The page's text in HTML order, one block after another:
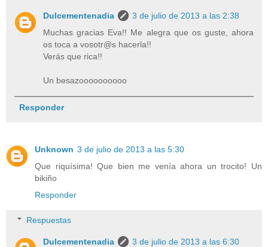
Dulcementenadia
3 de julio de 2013 a las 2:38
Muchas gracias Eva!! Me alegra que os guste, ahora
os toca a vosotr@s hacerla!!
Verás que rica!!
Un besazoooooooooo
Responder
Unknown 3 de julio de 2013 a las 5:30
Que riquísima! Que bien me venía ahora un trocito! Un
bikiño
Responder
Respuestas
Dulcementenadia
3 de julio de 2013 a las 6:30